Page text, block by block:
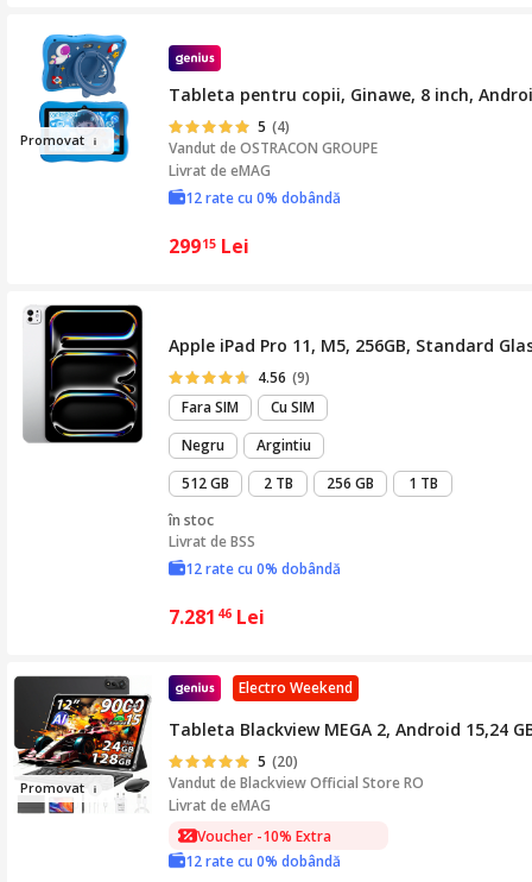
Promovat
Tableta pentru copii, Ginawe, 8 inch,
5 (4)
Vandut deOSTRACON GROUPE
Livrat de eMAG
12 rate cu 0% dobândă
29915 Lei
Apple iPad Pro 11, M5, 256GB, Standard
4.56 (9)
Fara SIM
Cu SIM
Negru
Argintiu
512 GB
2 TB 256 GB
1 TB
în stoc
Livrat deBSS
12 rate cu 0% dobândă
7.281 46 Lei
Promovat
Electro Weekend
Tableta Blackview MEGA 2, Android 15,24
5 (20)
Vandut deBlackview Official Store RO
Livrat de eMAG
Voucher -10% Extra
12 rate cu 0% dobândă